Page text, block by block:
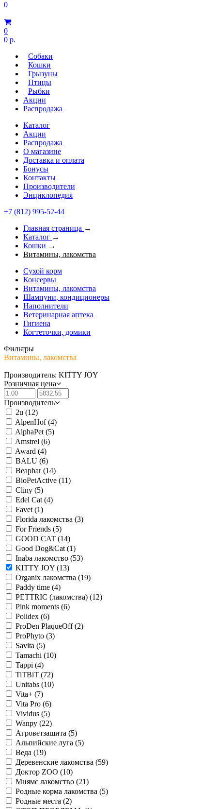
0
0
0 р.
Собаки
Кошки
Грызуны
Птицы
Рыбки
Акции
Распродажа
Каталог
Акции
Распродажа
О магазине
Доставка и оплата
Бонусы
Контакты
Производители
Энциклопедия
+7 (812) 995-52-44
Главная страница →
Каталог →
Кошки →
Витамины, лакомства
Сухой корм
Консервы
Витамины, лакомства
Шампуни, кондиционеры
Наполнители
Ветеринарная аптека
Гигиена
Когтеточки, домики
Фильтры
Витамины, лакомства
Производитель: KITTY JOY
Розничная цена
Производитель
2u (12)
AlpenHof(4)
AlphaPet (5)
Amstrel (6)
Award (4)
BALU (6)
Beaphar(14)
BioPetActive (11)
Cliny (5)
Edel Cat (4)
Favet (1)
Florida лакомства (3)
For Friends (5)
GOOD CAT (14)
Good Dog&Cat (1)
Inaba лакомство (53)
KITTY JOY (13)
Organix лакомства (19)
Paddy time (4)
PETTRIC (лакомства) (12)
Pink moments (6)
Polidex (6)
ProDen PlaqueOff(2)
ProPhyto (3)
Savita (5)
Tamachi (10)
Tappi (4)
TiTBiT (72)
Unitabs (10)
Vita+ (7)
Vita Pro (6)
Vividus (5)
Wanpy (22)
Агроветзащита (5)
Альпийские луга (5)
Веда (19)
Деревенские лакомства (59)
Доктор ZOO (10)
Мнямс лакомство (21)
Родные корма лакомства (5)
Родные места (2)